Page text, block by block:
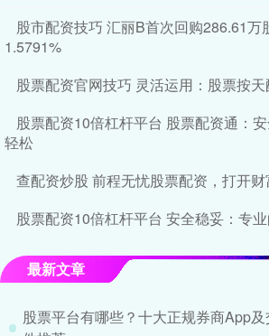
股市配资技巧 汇丽B首次回购286.61万
1.5791%
股票配资官网技巧 灵活运用：股票按
股票配资10倍杠杆平台 股票配资通：
轻松
查配资炒股 前程无忧股票配资，打开
股票配资10倍杠杆平台 安全稳妥：专
最新文章
股票平台有哪些？十大正规券商App